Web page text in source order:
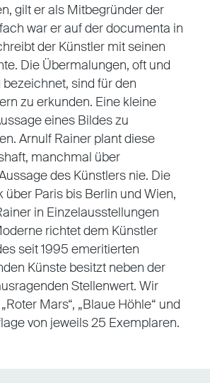
gilt er als Mitbegründer der
war er auf der documenta in
der Künstler mit seinen
Die Übermalungen, oft und
sind für den
zu erkunden. Eine kleine
eines Bildes zu
Arnulf Rainer plant diese
manchmal über
des Künstlers nie. Die
Paris bis Berlin und Wien,
in Einzelausstellungen
richtet dem Künstler
seit 1995 emeritierten
Künste besitzt neben der
Stellenwert. Wir
Mars“, „Blaue Höhle“ und
von jeweils 25 Exemplaren.